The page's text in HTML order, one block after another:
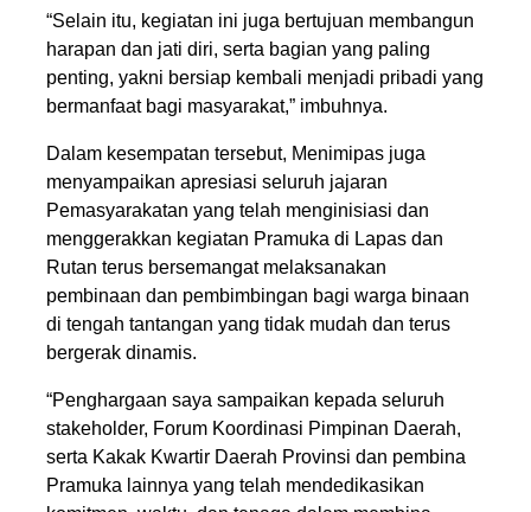
“Selain itu, kegiatan ini juga bertujuan membangun
harapan dan jati diri, serta bagian yang paling
penting, yakni bersiap kembali menjadi pribadi yang
bermanfaat bagi masyarakat,” imbuhnya.
Dalam kesempatan tersebut, Menimipas juga
menyampaikan apresiasi seluruh jajaran
Pemasyarakatan yang telah menginisiasi dan
menggerakkan kegiatan Pramuka di Lapas dan
Rutan terus bersemangat melaksanakan
pembinaan dan pembimbingan bagi warga binaan
di tengah tantangan yang tidak mudah dan terus
bergerak dinamis.
“Penghargaan saya sampaikan kepada seluruh
stakeholder, Forum Koordinasi Pimpinan Daerah,
serta Kakak Kwartir Daerah Provinsi dan pembina
Pramuka lainnya yang telah mendedikasikan